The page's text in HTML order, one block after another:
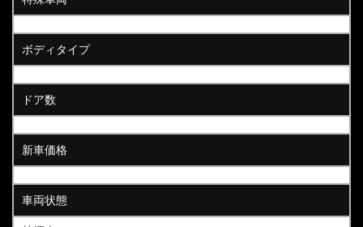
ボディタイプ
ドア数
新車価格
車両状態